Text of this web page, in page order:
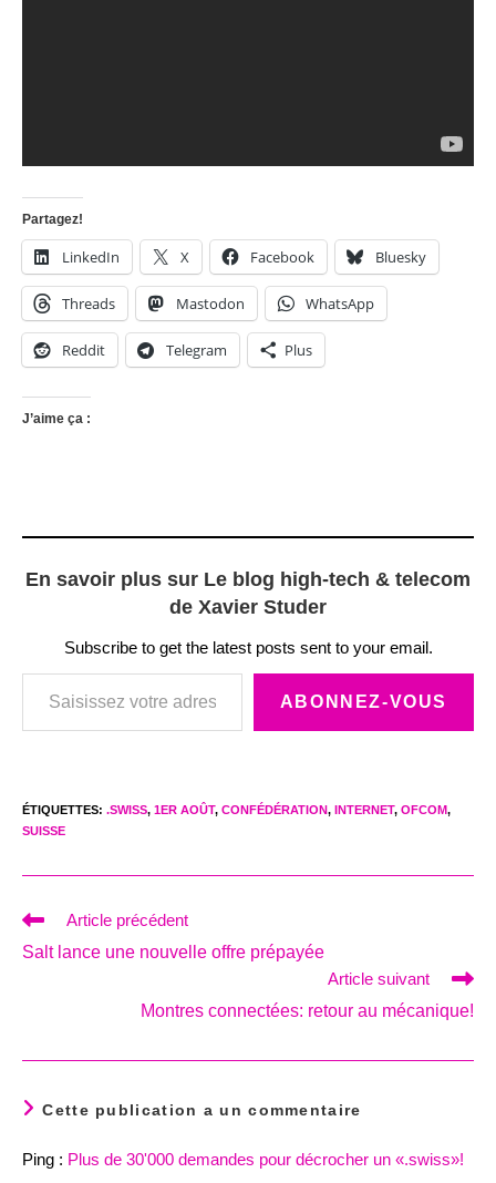
Partagez!
LinkedIn X Facebook Bluesky
Threads Mastodon WhatsApp
Reddit Telegram Plus
J’aime ça :
En savoir plus sur Le blog high-tech & telecom
de Xavier Studer
Subscribe to get the latest posts sent to your email.
Saisissez votre adresse e-mail…
ABONNEZ-VOUS
ÉTIQUETTES: .SWISS, 1ER AOÛT, CONFÉDÉRATION, INTERNET, OFCOM,
SUISSE
Read
articles
Article précédent
Salt lance une nouvelle offre prépayée
Article suivant
Montres connectées: retour au mécanique!
Cette publication a un commentaire
Ping : Plus de 30'000 demandes pour décrocher un «.swiss»!